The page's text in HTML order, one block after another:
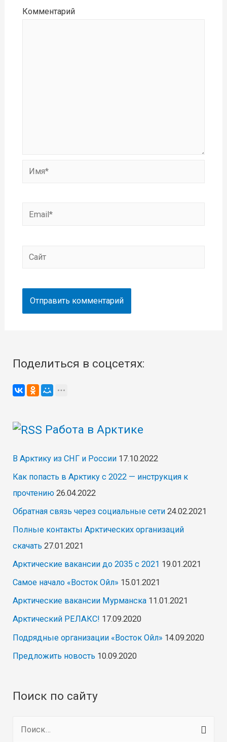
Комментарий
Имя*
Email*
Сайт
Поделиться в соцсетях:
Работа в Арктике
В Арктику из СНГ и России 17.10.2022
Как попасть в Арктику с 2022 — инструкция к
прочтению 26.04.2022
Обратная связь через социальные сети 24.02.2021
Полные контакты Арктических организаций
скачать 27.01.2021
Арктические вакансии до 2035 с 2021 19.01.2021
Самое начало «Восток Ойл» 15.01.2021
Арктические вакансии Мурманска 11.01.2021
Арктический РЕЛАКС! 17.09.2020
Подрядные организации «Восток Ойл» 14.09.2020
Предложить новость 10.09.2020
Поиск по сайту